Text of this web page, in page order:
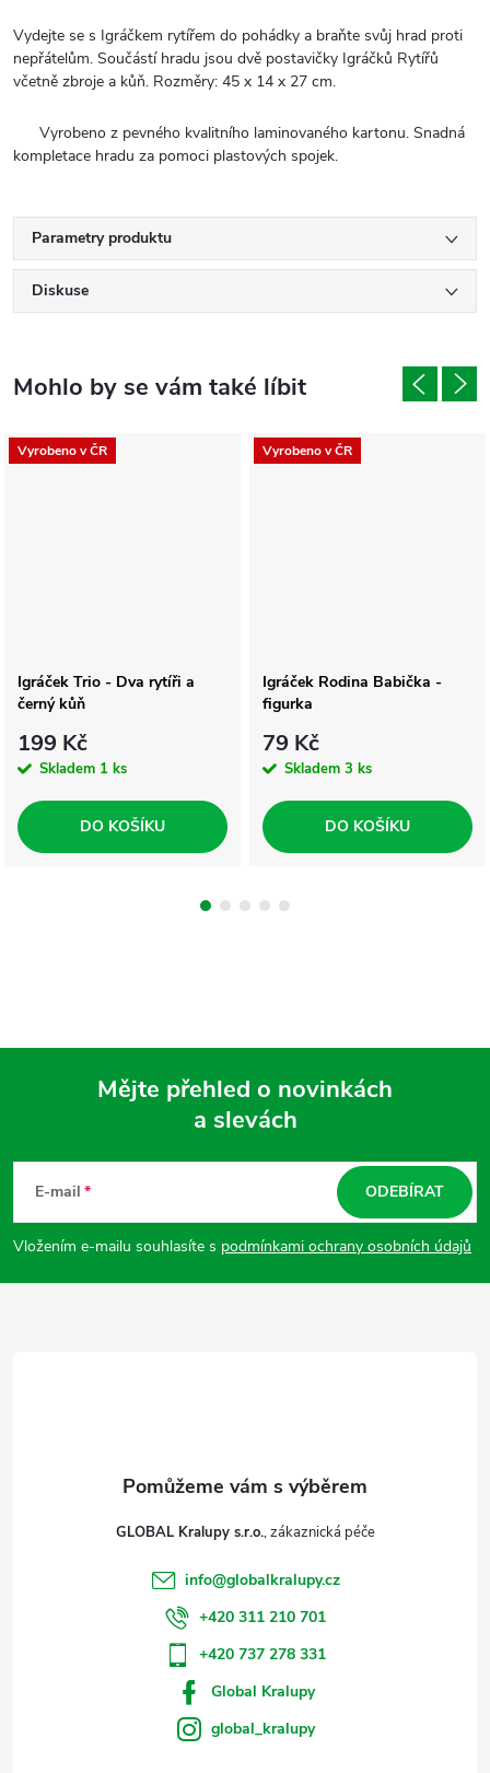
Vydejte se s Igráčkem rytířem do pohádky a braňte svůj hrad proti
nepřátelům. Součástí hradu jsou dvě postavičky Igráčků Rytířů
včetně zbroje a kůň. Rozměry: 45 x 14 x 27 cm.
Vyrobeno z pevného kvalitního laminovaného kartonu. Snadná
kompletace hradu za pomoci plastových spojek.
Parametry produktu
Diskuse
Vyrobeno v ČR
Igráček Trio - Dva rytíři a
černý kůň
199 Kč
Skladem 1 ks
DO KOŠÍKU
Vyrobeno v ČR
Igráček Rodina Babička -
figurka
79 Kč
Skladem 3 ks
DO KOŠÍKU
p
a
Mějte přehled o novinkách
a slevách
E-mail
Vložením e-mailu souhlasíte s podmínkami ochrany osobních údajů
ODEBÍRAT
GLOBAL Kralupy s.r.o.
info@globalkralupy.cz
+420 311 210 701
+420 737 278 331
Global Kralupy
global_kralupy